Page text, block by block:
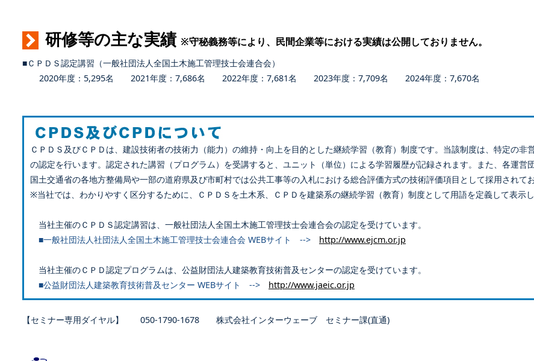
研修等の主な実績 ※守秘義務等により、民間企業等における実績は公開しておりません。
■ＣＰＤＳ認定講習（一般社団法人全国土木施工管理技士会連合会）
2020年度：5,295名 2021年度：7,686名 2022年度：7,681名 2023年度：7,709名 2024年度：7,670名
ＣＰＤＳ及びＣＰＤは、建設技術者の技術力（能力）の維持・向上を目的とした継続学習（教育）制度です。当該制度は、特定の非
の認定を行います。認定された講習（プログラム）を受講すると、ユニット（単位）による学習履歴が記録されます。また、各運営
国土交通省の各地方整備局や一部の道府県及び市町村では公共工事等の入札における総合評価方式の技術評価項目として採用されて
※当社では、わかりやすく区分するために、ＣＰＤＳを土木系、ＣＰＤを建築系の継続学習（教育）制度として用語を定義して表示し
当社主催のＣＰＤＳ認定講習は、一般社団法人全国土木施工管理技士会連合会の認定を受けています。
■一般社団法人社団法人全国土木施工管理技士会連合会 WEBサイト --> http://www.ejcm.or.jp
当社主催のＣＰＤ認定プログラムは、公益財団法人建築教育技術普及センターの認定を受けています。
■公益財団法人建築教育技術普及センター WEBサイト --> http://www.jaeic.or.jp
【セミナー専用ダイヤル】 050-1790-1678 株式会社インターウェーブ セミナー課(直通)